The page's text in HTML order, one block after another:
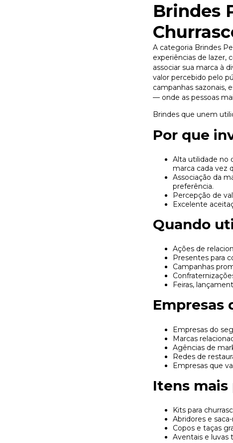
Brindes
A categoria Brindes
experiências de lazer,
associar sua marca à
valor percebido pelo
campanhas sazonais,
— onde as pessoas
Brindes que unem
Por que
Alta utilidade no
marca cada vez
Associação da
preferência.
Percepção de
Excelente
Quando
Ações de
Presentes para
Campanhas
Feiras,
Empresas
Empresas do
Marcas
Agências de
Redes de
Empresas que
Itens mais
Kits para
Abridores e
Copos e taças
Aventais e luvas